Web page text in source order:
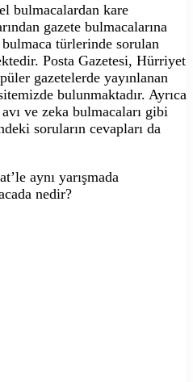
bulmacalardan kare
gazete bulmacalarına
türlerinde sorulan
Posta Gazetesi, Hürriyet
gazetelerde yayınlanan
bulunmaktadır. Ayrıca
ve zeka bulmacaları gibi
soruların cevapları da
aynı yarışmada
nedir?